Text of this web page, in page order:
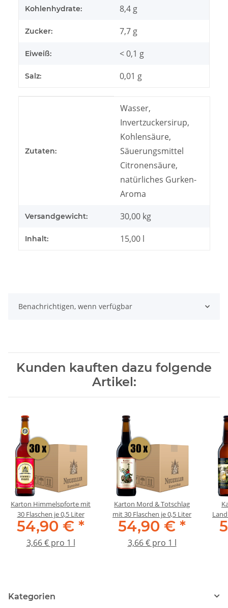
Kohlenhydrate: 8,4 g
Zucker: 7,7 g
Eiweiß: < 0,1 g
Salz: 0,01 g
Zutaten:
Wasser,
Invertzuckersirup,
Kohlensäure,
Säuerungsmittel
Citronensäure,
natürliches Gurken-
Aroma
Versandgewicht: 30,00 kg
Inhalt: 15,00 l
Benachrichtigen, wenn verfügbar
Kunden kauften dazu folgende
Artikel:
Karton Himmelspforte mit
30 Flaschen je 0,5 Liter
54,90 € *
3,66 € pro 1 l
Karton Mord & Totschlag
mit 30 Flaschen je 0,5 Liter
54,90 € *
3,66 € pro 1 l
Kategorien